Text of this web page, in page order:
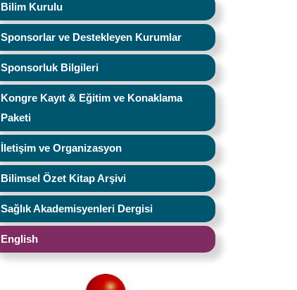
Bilim Kurulu
Sponsorlar ve Destekleyen Kurumlar
Sponsorluk Bilgileri
Kongre Kayıt & Eğitim ve Konaklama
Paketi
İletişim ve Organizasyon
Bilimsel Özet Kitap Arşivi
Sağlık Akademisyenleri Dergisi
English